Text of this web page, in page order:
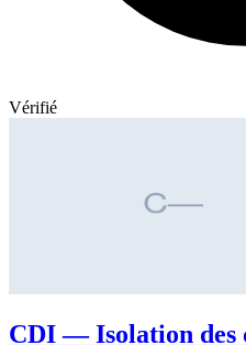
Vérifié
CDI — Isolation des